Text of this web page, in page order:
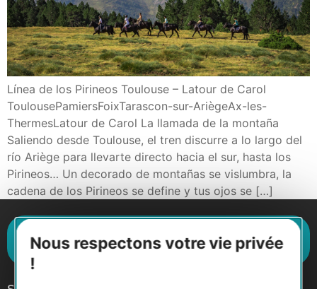
Nous respectons votre vie privée
!
Línea de los Pirineos Toulouse – Latour de Carol
ToulousePamiersFoixTarascon-sur-AriègeAx-les-
ThermesLatour de Carol La llamada de la montaña
Saliendo desde Toulouse, el tren discurre a lo largo del
río Ariège para llevarte directo hacia el sur, hasta los
Pirineos… Un decorado de montañas se vislumbra, la
cadena de los Pirineos se define y tus ojos se […]
Destination Occitanie